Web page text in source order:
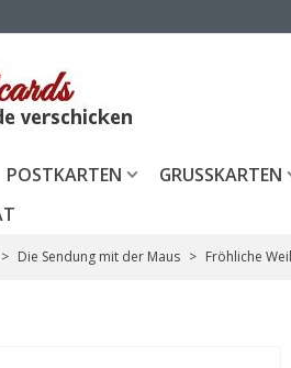
POSTKARTEN GRUSSKARTEN
> Die Sendung mit der Maus > Fröhliche